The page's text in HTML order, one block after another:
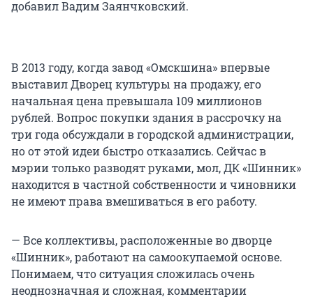
добавил Вадим Заянчковский.
В 2013 году, когда завод «Омскшина» впервые
выставил Дворец культуры на продажу, его
начальная цена превышала 109 миллионов
рублей. Вопрос покупки здания в рассрочку на
три года обсуждали в городской администрации,
но от этой идеи быстро отказались. Сейчас в
мэрии только разводят руками, мол, ДК «Шинник»
находится в частной собственности и чиновники
не имеют права вмешиваться в его работу.
— Все коллективы, расположенные во дворце
«Шинник», работают на самоокупаемой основе.
Понимаем, что ситуация сложилась очень
неоднозначная и сложная, комментарии